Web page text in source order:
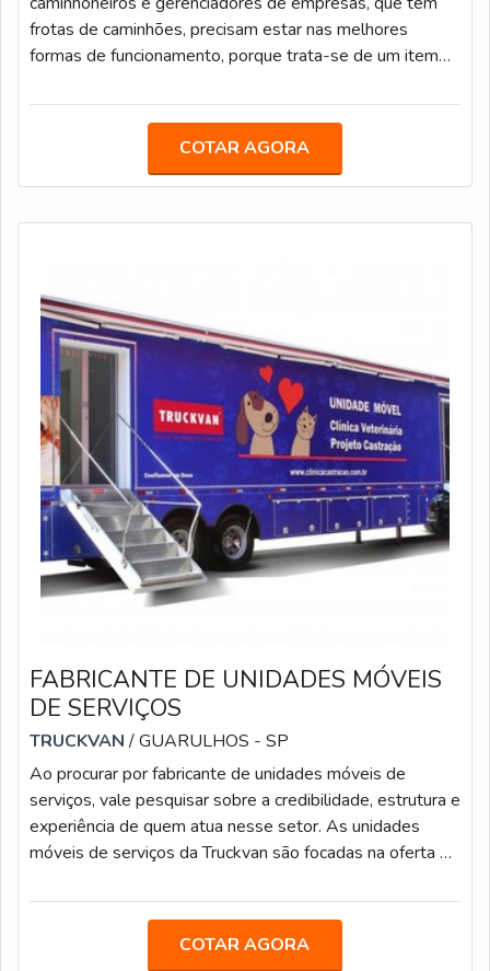
frotas de caminhões, precisam estar nas melhores
formas de funcionamento, porque trata-se de um item
grande porte nas viagens.Principais benefícios do eixo
motorista Objeto é construído em aço Durabilidade
mecânica Entre outrosA inclinação do pino mestre, que
COTAR AGORA
FABRICANTE DE UNIDADES MÓVEIS
DE SERVIÇOS
TRUCKVAN/ GUARULHOS - SP
Ao procurar por fabricante de unidades móveis de
serviços, vale pesquisar sobre a credibilidade, estrutura e
experiência de quem atua nesse setor. As unidades
móveis de serviços da Truckvan são focadas na oferta de
Municipais, com comodidade e facilidade para os
grandes centros. Os modelos são equipados com salas
COTAR AGORA